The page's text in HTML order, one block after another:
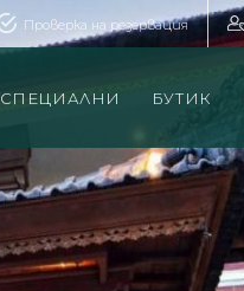
Проверка на резервация
СПЕЦИАЛНИ БУТИК